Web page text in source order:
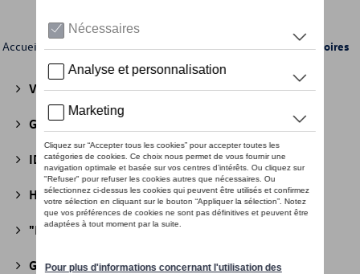
Accueil >Pour vous >Casual Collection >Femmes > Accessoires
Volkswagen Collection(30)
GTI Collection
ID Collection(22)
Héritage Collection(13)
"R" Collection(19)
Golf Collection(24)